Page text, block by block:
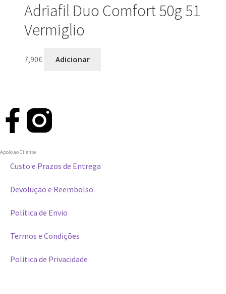
Adriafil Duo Comfort 50g 51
Vermiglio
7,90€ Adicionar
Apoio ao Cliente
Custo e Prazos de Entrega
Devolução e Reembolso
Política de Envio
Termos e Condições
Politica de Privacidade